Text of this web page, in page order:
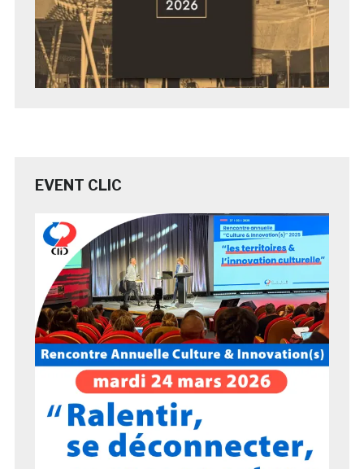
EVENT CLIC